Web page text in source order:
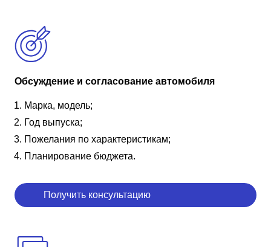
Обсуждение и согласование автомобиля
Марка, модель;
Год выпуска;
Пожелания по характеристикам;
Планирование бюджета.
Получить консультацию